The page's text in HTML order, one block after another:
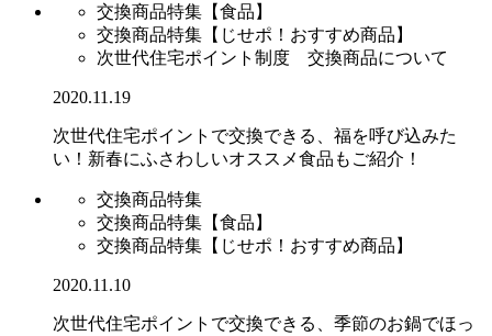
交換商品特集【食品】
交換商品特集【じせポ！おすすめ商品】
次世代住宅ポイント制度 交換商品について
2020.11.19
次世代住宅ポイントで交換できる、福を呼び込みた
い！新春にふさわしいオススメ食品もご紹介！
交換商品特集
交換商品特集【食品】
交換商品特集【じせポ！おすすめ商品】
2020.11.10
次世代住宅ポイントで交換できる、季節のお鍋でほっ